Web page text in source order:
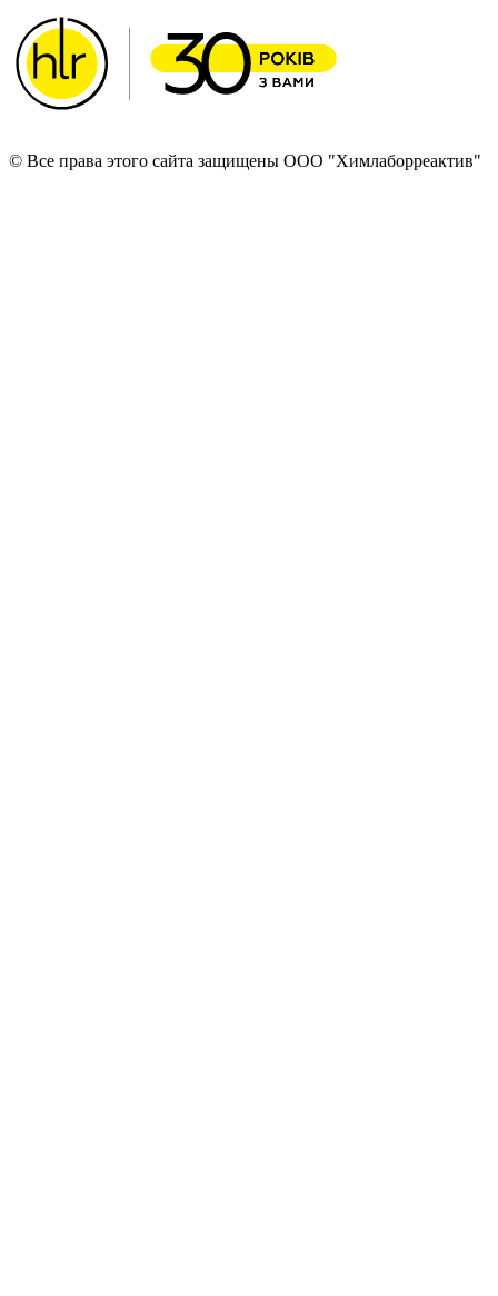
© Все права этого сайта защищены ООО "Химлаборреактив"